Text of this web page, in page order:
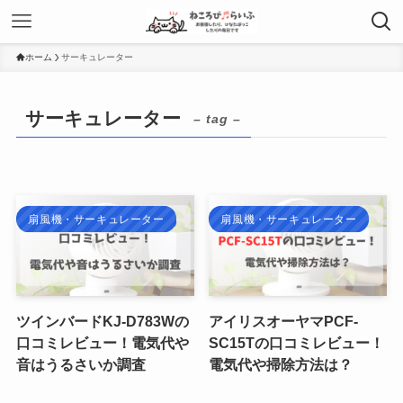
ホーム サーキュレーター
サーキュレーター – tag –
扇風機・サーキュレーター
ツインバードKJ-D783Wの
口コミレビュー！電気代や
音はうるさいか調査
扇風機・サーキュレーター
アイリスオーヤマPCF-
SC15Tの口コミレビュー！
電気代や掃除方法は？